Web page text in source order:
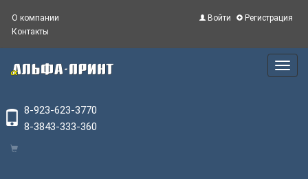
Войти Регистрация
О компании
Контакты
Main
Menu
8-923-623-3770
8-3843-333-360